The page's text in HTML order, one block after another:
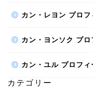
カン・レヨン プロ
カン・ヨンソク プ
カン・ユル プロフ
カテゴリー